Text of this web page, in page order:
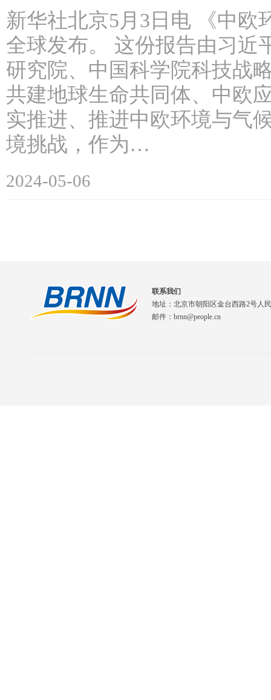
新华社北京5月3日电 《中欧
全球发布。 这份报告由习近
研究院、中国科学院科技战
共建地球生命共同体、中欧
实推进、推进中欧环境与气
境挑战，作为…
2024-05-06
联系我们
地址：北京市朝阳区金台西路2号人
邮件：brnn@people.cn